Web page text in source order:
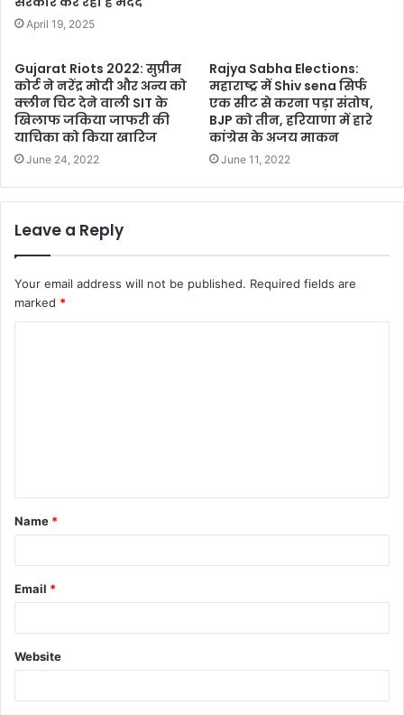
April 19, 2025
Gujarat Riots 2022: सुप्रीम
कोर्ट ने नरेंद्र मोदी और अन्य को
क्‍लीन चिट देने वाली SIT के
खिलाफ जकिया जाफरी की
याचिका को किया खारिज
June 24, 2022
Rajya Sabha Elections:
महाराष्ट्र में Shiv sena सिर्फ
एक सीट से करना पड़ा संतोष,
BJP को तीन, हरियाणा में हारे
कांग्रेस के अजय माकन
June 11, 2022
Leave a Reply
Your email address will not be published. Required fields are
marked *
t
*
Name *
Email *
Website